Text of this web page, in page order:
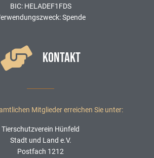
BIC: HELADEF1FDS
Spende
KONTAKT
Mitglieder erreichen Sie unter:
Tierschutzverein Hünfeld
Stadt und Land e.V.
Postfach 1212